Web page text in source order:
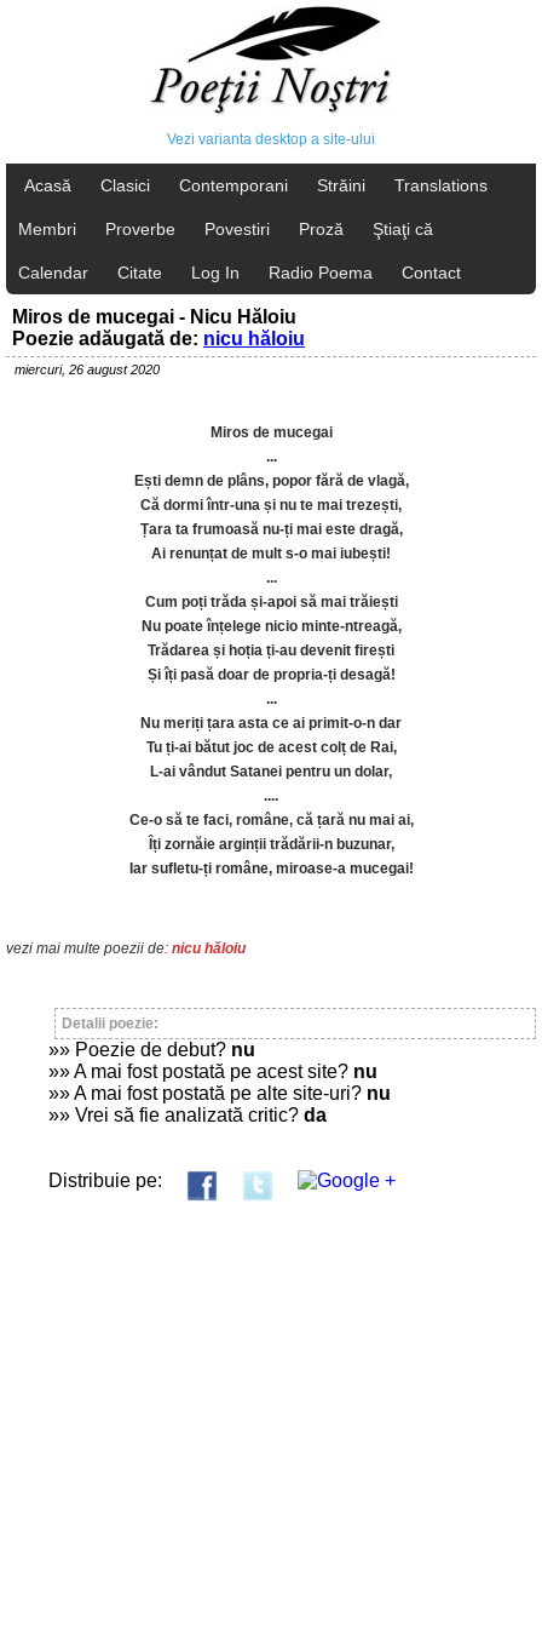
Vezi varianta desktop a site-ului
Acasă Clasici Contemporani Străini Translations
Membri Proverbe Povestiri Proză Ştiaţi că
Calendar Citate Log In Radio Poema Contact
Miros de mucegai - Nicu Hăloiu
Poezie adăugată de: nicu hăloiu
miercuri, 26 august 2020
Miros de mucegai
...
Ești demn de plâns, popor fără de vlagă,
Că dormi într-una și nu te mai trezești,
Țara ta frumoasă nu-ți mai este dragă,
Ai renunțat de mult s-o mai iubești!
...
Cum poți trăda și-apoi să mai trăiești
Nu poate înțelege nicio minte-ntreagă,
Trădarea și hoția ți-au devenit firești
Și îți pasă doar de propria-ți desagă!
...
Nu meriți țara asta ce ai primit-o-n dar
Tu ți-ai bătut joc de acest colț de Rai,
L-ai vândut Satanei pentru un dolar,
....
Ce-o să te faci, române, că țară nu mai ai,
Îți zornăie arginții trădării-n buzunar,
Iar sufletu-ți române, miroase-a mucegai!
vezi mai multe poezii de: nicu hăloiu
Detalii poezie:
»» Poezie de debut? nu
»» A mai fost postată pe acest site? nu
»» A mai fost postată pe alte site-uri? nu
»» Vrei să fie analizată critic? da
Distribuie pe: